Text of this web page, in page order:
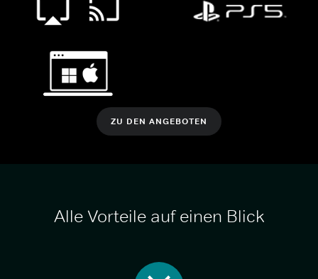
ZU DEN ANGEBOTEN
Alle Vorteile auf einen Blick